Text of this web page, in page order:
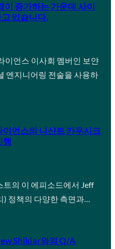
이 증가하는 가운데 사이
있습니다.
이언스 이사회 멤버인 보얀
엔지니어링 전술을 사용하
언스의 니샨트 카우시크
행
의 이 에피소드에서 Jeff
정책의 다양한 측면과…
Shikiar와의 Q/A